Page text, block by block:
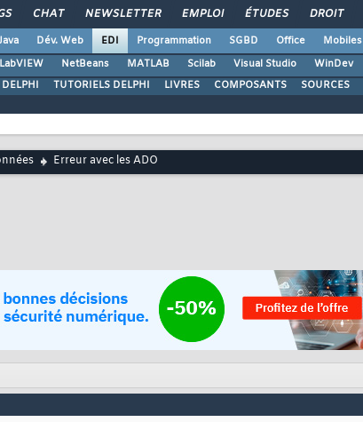
CHAT NEWSLETTER EMPLOI ÉTUDES DROIT
Dév. Web EDI Programmation SGBD Office Mobiles
LabVIEW NetBeans MATLAB Scilab Visual Studio WinDev
DELPHI TUTORIELS DELPHI LIVRES COMPOSANTS SOURCES
Erreur avec les ADO